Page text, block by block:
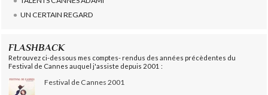
UN CERTAIN REGARD
FLASHBACK
Retrouvez ci-dessous mes comptes- rendus des années précèdentes du
Festival de Cannes auquel j'assiste depuis 2001 :
Festival de Cannes 2001